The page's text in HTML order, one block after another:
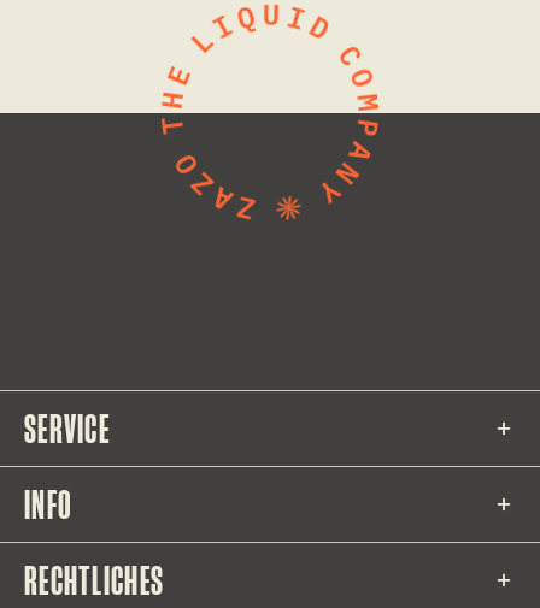
SERVICE
INFO
RECHTLICHES